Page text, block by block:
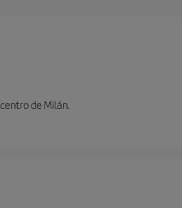
de Milán.